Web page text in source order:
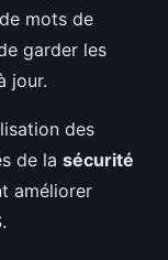
mots de
garder les
jour.
des
de la sécurité
améliorer